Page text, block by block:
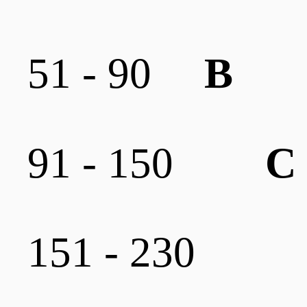
B
51 - 90
C
91 - 150
151 - 230